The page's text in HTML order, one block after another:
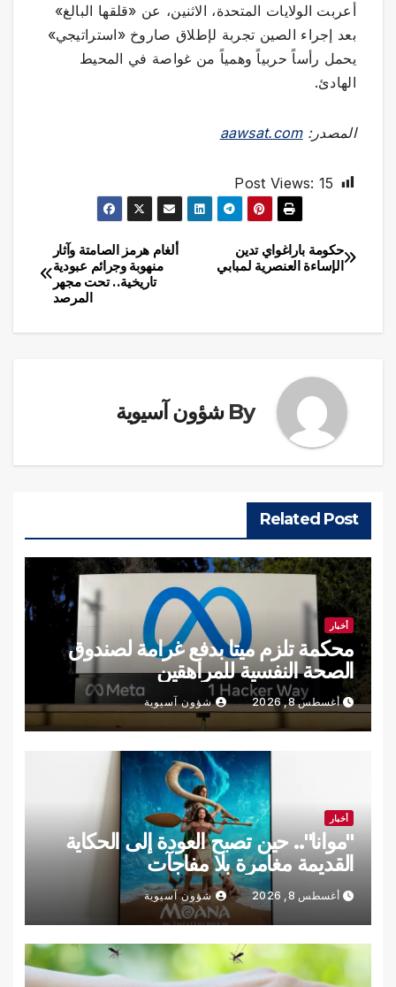
أعربت الولايات المتحدة، الاثنين، عن «قلقها البالغ»
بعد إجراء الصين تجربة لإطلاق صاروخ «استراتيجي»
يحمل رأساً حربياً وهمياً من غواصة في المحيط
الهادئ.
المصدر:aawsat.com
Post Views: 15
تصفّح
ألغام هرمز الصامتة وآثار
منهوبة وجرائم عبودية
تاريخية.. تحت مجهر
المرصد
حكومة باراغواي تدين
الإساءة العنصرية لمبابي
By شؤون آسيوية
Related Post
أخبار
محكمة تلزم ميتا بدفع غرامة لصندوق
الصحة النفسية للمراهقين
أغسطس 8, 2026 شؤون آسيوية
أخبار
"موانا".. حين تصبح العودة إلى الحكاية
القديمة مغامرة بلا مفاجآت
أغسطس 8, 2026 شؤون آسيوية